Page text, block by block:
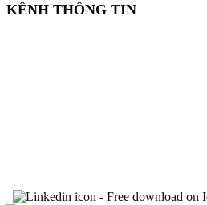
KÊNH THÔNG TIN